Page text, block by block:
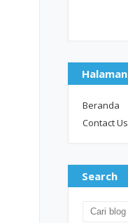
Halaman
Beranda
Contact Us
Search